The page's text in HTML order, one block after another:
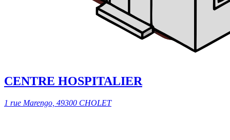
CENTRE HOSPITALIER
1 rue Marengo, 49300 CHOLET